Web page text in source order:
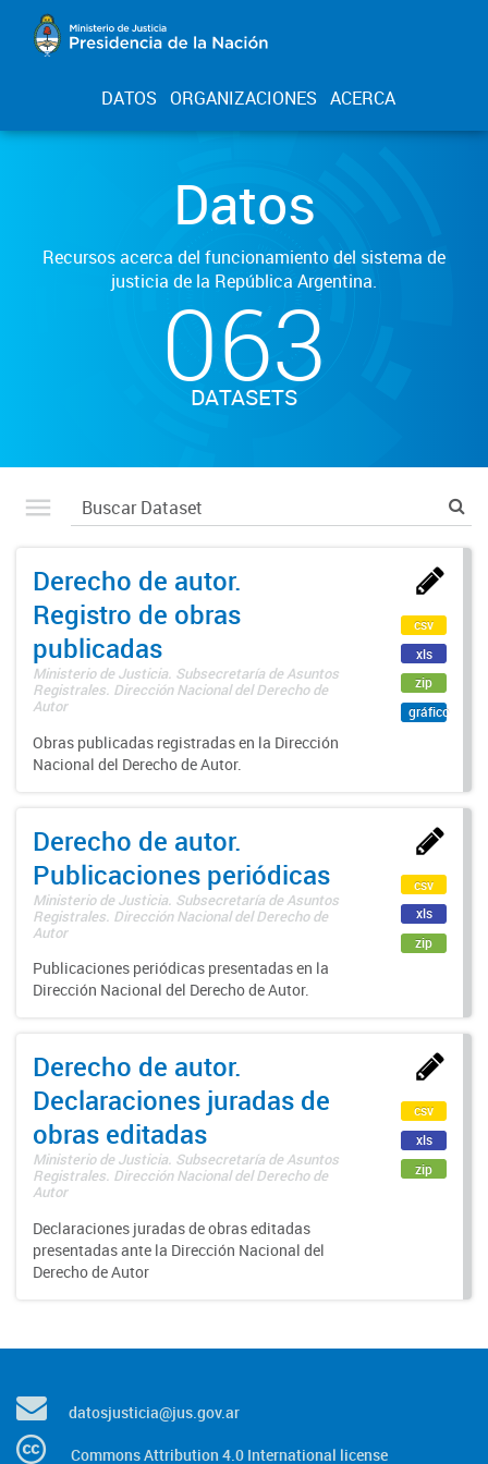
DATOS ORGANIZACIONES ACERCA
Datos
Recursos acerca del funcionamiento del sistema de
justicia de la República Argentina.
063
DATASETS
Derecho de autor.
Registro de obras
publicadas
Ministerio de Justicia. Subsecretaría de Asuntos
Registrales. Dirección Nacional del Derecho de
Autor
Obras publicadas registradas en la Dirección
Nacional del Derecho de Autor.
csv
xls
zip
gráfico
Derecho de autor.
Publicaciones periódicas
Ministerio de Justicia. Subsecretaría de Asuntos
Registrales. Dirección Nacional del Derecho de
Autor
Publicaciones periódicas presentadas en la
Dirección Nacional del Derecho de Autor.
csv
xls
zip
Derecho de autor.
Declaraciones juradas de
obras editadas
Ministerio de Justicia. Subsecretaría de Asuntos
Registrales. Dirección Nacional del Derecho de
Autor
Declaraciones juradas de obras editadas
presentadas ante la Dirección Nacional del
Derecho de Autor
csv
xls
zip
datosjusticia@jus.gov.ar
Commons Attribution 4.0 International license